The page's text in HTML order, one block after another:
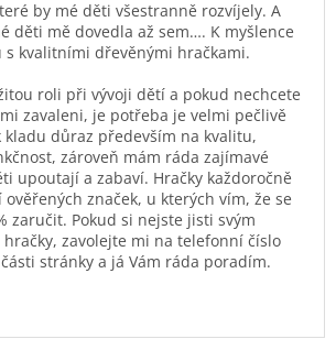
by mé děti všestranně rozvíjely. A
děti mě dovedla až sem…. K myšlence
s kvalitními dřevěnými hračkami.
roli při vývoji dětí a pokud nechcete
zavaleni, je potřeba je velmi pečlivě
kladu důraz především na kvalitu,
zároveň mám ráda zajímavé
upoutají a zabaví. Hračky každoročně
značek, u kterých vím, že se
zaručit. Pokud si nejste jisti svým
zavolejte mi na telefonní číslo
stránky a já Vám ráda poradím.